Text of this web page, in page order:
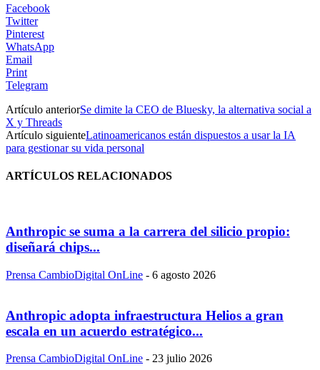
Facebook
Twitter
Pinterest
WhatsApp
Email
Print
Telegram
Artículo anteriorSe dimite la CEO de Bluesky, la alternativa social a
X y Threads
Artículo siguienteLatinoamericanos están dispuestos a usar la IA
para gestionar su vida personal
ARTÍCULOS RELACIONADOS
Anthropic se suma a la carrera del silicio propio:
diseñará chips...
Prensa CambioDigital OnLine - 6 agosto 2026
Anthropic adopta infraestructura Helios a gran
escala en un acuerdo estratégico...
Prensa CambioDigital OnLine - 23 julio 2026